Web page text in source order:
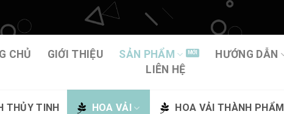
CHỦ GIỚI THIỆU SẢN PHẨM HƯỚNG DẪN
LIÊN HỆ
THỦY TINH HOA VẢI HOA VẢI THÀNH PHẨM